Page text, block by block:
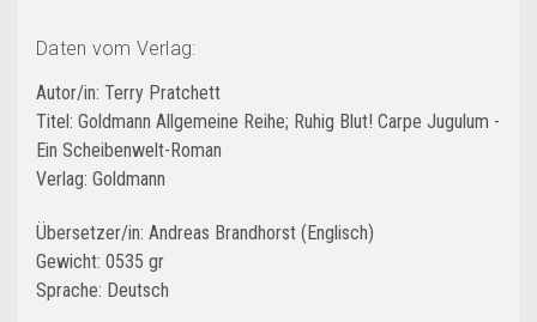
Daten vom Verlag:
Autor/in: Terry Pratchett
Titel: Goldmann Allgemeine Reihe; Ruhig Blut! Carpe Jugulum -
Ein Scheibenwelt-Roman
Verlag: Goldmann
Übersetzer/in: Andreas Brandhorst (Englisch)
Gewicht: 0535 gr
Sprache: Deutsch